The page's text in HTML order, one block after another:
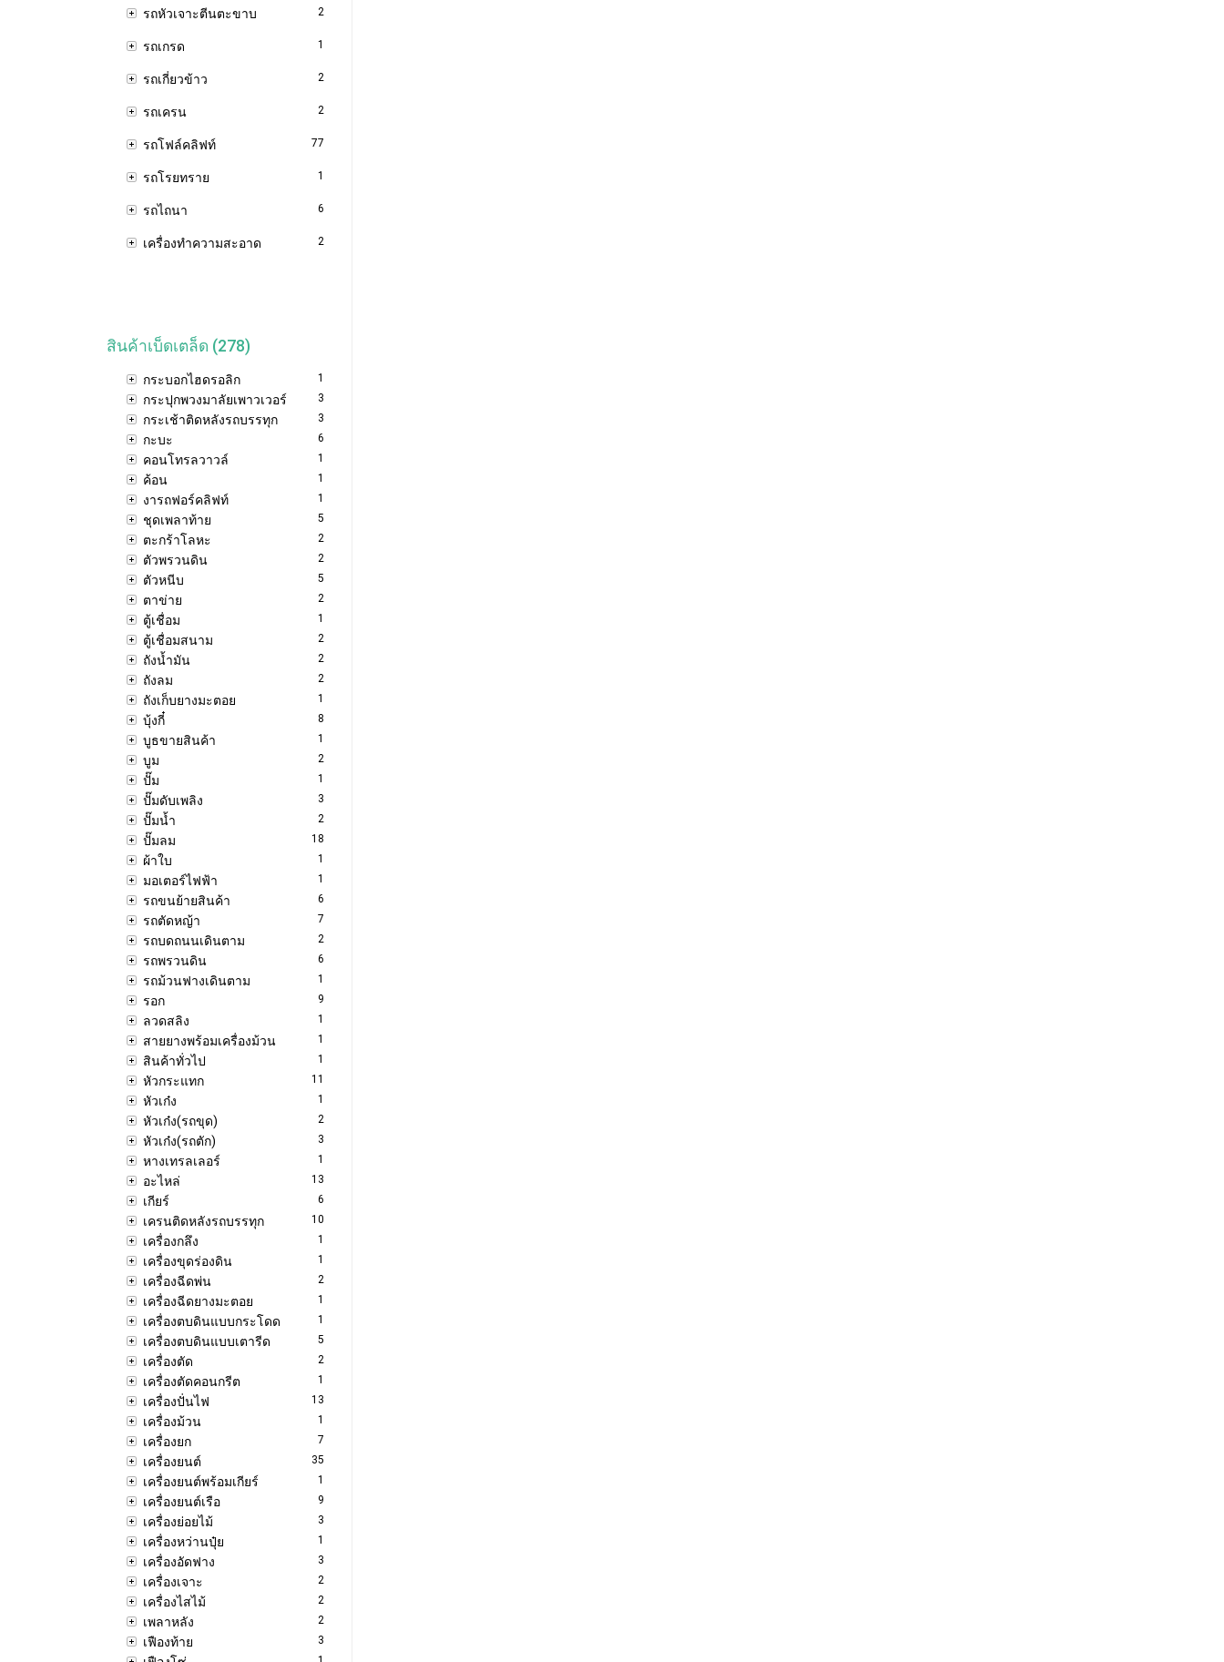
รถหัวเจาะตีนตะขาบ 2
รถเกรด 1
รถเกี่ยวข้าว 2
รถเครน 2
รถโฟล์คลิฟท์ 77
รถโรยทราย 1
รถไถนา 6
เครื่องทำความสะอาด 2
สินค้าเบ็ดเตล็ด (278)
กระบอกไฮดรอลิก 1
กระปุกพวงมาลัยเพาวเวอร์ 3
กระเช้าติดหลังรถบรรทุก 3
กะบะ 6
คอนโทรลวาวล์ 1
ค้อน 1
งารถฟอร์คลิฟท์ 1
ชุดเพลาท้าย 5
ตะกร้าโลหะ 2
ตัวพรวนดิน 2
ตัวหนีบ 5
ตาข่าย 2
ตู้เชื่อม 1
ตู้เชื่อมสนาม 2
ถังน้ำมัน 2
ถังลม 2
ถังเก็บยางมะตอย 1
บุ้งกี๋ 8
บูธขายสินค้า 1
บูม 2
ปั๊ม 1
ปั๊มดับเพลิง 3
ปั๊มน้ำ 2
ปั๊มลม 18
ผ้าใบ 1
มอเตอร์ไฟฟ้า 1
รถขนย้ายสินค้า 6
รถตัดหญ้า 7
รถบดถนนเดินตาม 2
รถพรวนดิน 6
รถม้วนฟางเดินตาม 1
รอก 9
ลวดสลิง 1
สายยางพร้อมเครื่องม้วน 1
สินค้าทั่วไป 1
หัวกระแทก 11
หัวเก๋ง 1
หัวเก๋ง(รถขุด) 2
หัวเก๋ง(รถตัก) 3
หางเทรลเลอร์ 1
อะไหล่ 13
เกียร์ 6
เครนติดหลังรถบรรทุก 10
เครื่องกลึง 1
เครื่องขุดร่องดิน 1
เครื่องฉีดพ่น 2
เครื่องฉีดยางมะตอย 1
เครื่องตบดินแบบกระโดด 1
เครื่องตบดินแบบเตารีด 5
เครื่องตัด 2
เครื่องตัดคอนกรีต 1
เครื่องปั่นไฟ 13
เครื่องม้วน 1
เครื่องยก 7
เครื่องยนต์ 35
เครื่องยนต์พร้อมเกียร์ 1
เครื่องยนต์เรือ 9
เครื่องย่อยไม้ 3
เครื่องหว่านปุ๋ย 1
เครื่องอัดฟาง 3
เครื่องเจาะ 2
เครื่องไสไม้ 2
เพลาหลัง 2
เฟืองท้าย 3